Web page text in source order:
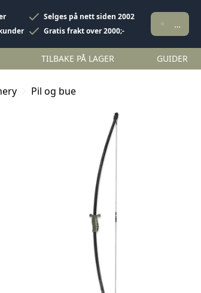
Selges på nett siden 2002
Gratis frakt over 2000;-
TILBAKE PÅ LAGER GUIDER
Pil og bue